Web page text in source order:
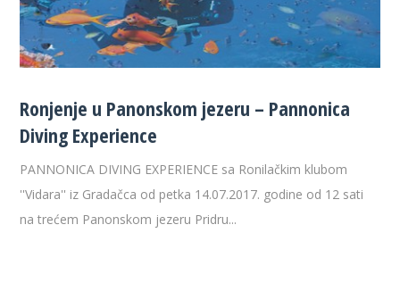
Ronjenje u Panonskom jezeru – Pannonica
Diving Experience
PANNONICA DIVING EXPERIENCE sa Ronilačkim klubom
''Vidara'' iz Gradačca od petka 14.07.2017. godine od 12 sati
na trećem Panonskom jezeru Pridru...